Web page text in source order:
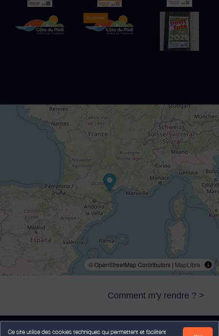
Ce site utilise des cookies techniques qui permettent et facilitent
© OpenStreetMap Contributors | MapLibre
Comment m'y rendre ? >